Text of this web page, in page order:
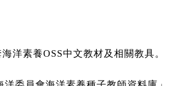
洋素養OSS中文教材及相關教具。